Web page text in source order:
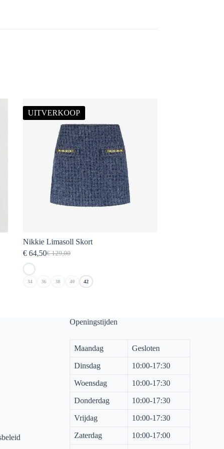
UITVERKOOP
Nikkie Limasoll Skort
€129,00
Oorspronkelijke
€ 129,00.
€64,50Huidige
€ 64,50.
34 36 38 40 42
Openingstijden
Maandag Gesloten
Dinsdag 10:00-17:30
Woensdag 10:00-17:30
Donderdag 10:00-17:30
Vrijdag 10:00-17:30
Zaterdag 10:00-17:00